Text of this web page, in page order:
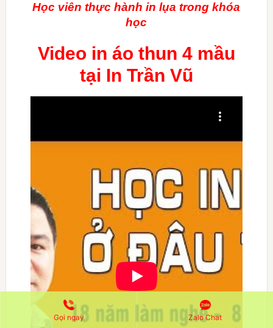
Học viên thực hành in lụa trong khóa
học
Video in áo thun 4 mầu
tại In Trần Vũ
Gọi ngay Zalo Chat